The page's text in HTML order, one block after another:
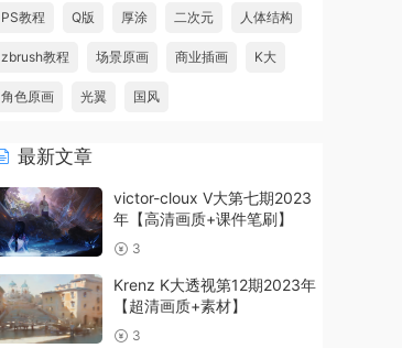
PS教程 Q版 厚涂 二次元 人体结构
zbrush教程 场景原画 商业插画 K大
角色原画 光翼 国风
最新文章
victor-cloux V大第七期2023
年【高清画质+课件笔刷】
3
Krenz K大透视第12期2023年
【超清画质+素材】
3